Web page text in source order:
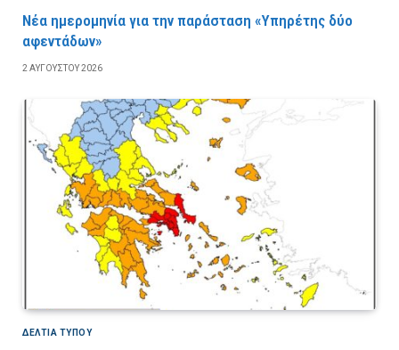
Νέα ημερομηνία για την παράσταση «Υπηρέτης δύο
αφεντάδων»
2 ΑΥΓΟΎΣΤΟΥ 2026
ΔΕΛΤΙΑ ΤΥΠΟΥ